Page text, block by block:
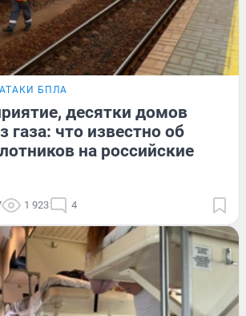
АТАКИ БПЛА
десятки домов
газа: что известно об
на российские
1 923 4